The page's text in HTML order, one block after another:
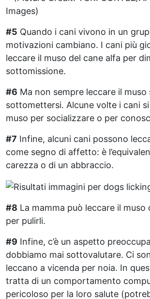
#5 Quando i cani vivono in un
motivazioni cambiano. I cani più
leccare il muso del cane alfa per
sottomissione.
#6 Ma non sempre leccare il muso
sottomettersi. Alcune volte i cani
muso per socializzare o per
#7 Infine, alcuni cani possono
come segno di affetto: è
carezza o di un abbraccio.
#8 La mamma può leccare il muso
per pulirli.
#9 Infine, c’è un aspetto
dobbiamo mai sottovalutare. Ci
leccano a vicenda per noia. In
tratta di un comportamento
pericoloso per la loro salute